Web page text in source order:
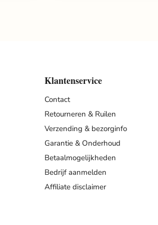
Klantenservice
Contact
Retourneren & Ruilen
Verzending & bezorginfo
Garantie & Onderhoud
Betaalmogelijkheden
Bedrijf aanmelden
Affiliate disclaimer